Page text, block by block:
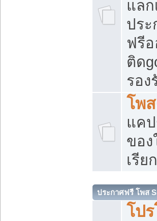
แล
ประ
ฟรี
ติด
รอง
โพ
แค
ของ
เรีย
ประกาศฟรี โพส
โป